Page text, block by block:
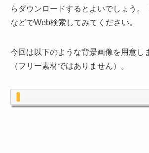
らダウンロードするとよいでしょう。
などでWeb検索してみてください。
今回は以下のような背景画像を用意し
（フリー素材ではありません）。